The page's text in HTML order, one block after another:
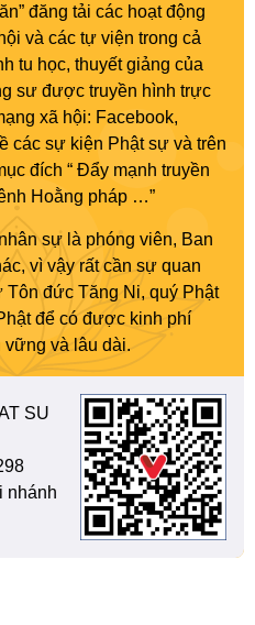
đăng tải các hoạt động
và các tự viện trong cả
tu học, thuyết giảng của
sư được truyền hình trực
xã hội: Facebook,
các sự kiện Phật sự và trên
đích “ Đẩy mạnh truyền
Hoằng pháp …”
sự là phóng viên, Ban
vì vậy rất cần sự quan
Tôn đức Tăng Ni, quý Phật
để có được kinh phí
vững và lâu dài.
SU
nhánh